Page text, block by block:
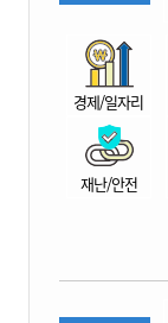
경제/일자리
재난/안전